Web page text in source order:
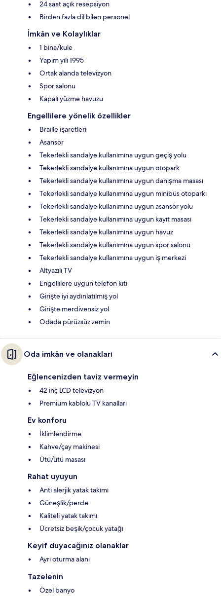
24 saat açık resepsiyon
Birden fazla dil bilen personel
İmkân ve Kolaylıklar
1 bina/kule
Yapım yılı 1995
Ortak alanda televizyon
Spor salonu
Kapalı yüzme havuzu
Engellilere yönelik özellikler
Braille işaretleri
Asansör
Tekerlekli sandalye kullanımına uygun geçiş yolu
Tekerlekli sandalye kullanımına uygun otopark
Tekerlekli sandalye kullanımına uygun danışma masası
Tekerlekli sandalye kullanımına uygun minibüs otoparkı
Tekerlekli sandalye kullanımına uygun asansör yolu
Tekerlekli sandalye kullanımına uygun kayıt masası
Tekerlekli sandalye kullanımına uygun havuz
Tekerlekli sandalye kullanımına uygun spor salonu
Tekerlekli sandalye kullanımına uygun iş merkezi
Altyazılı TV
Engellilere uygun telefon kiti
Girişte iyi aydınlatılmış yol
Girişte merdivensiz yol
Odada pürüzsüz zemin
Oda imkân ve olanakları
Eğlencenizden taviz vermeyin
42 inç LCD televizyon
Premium kablolu TV kanalları
Ev konforu
İklimlendirme
Kahve/çay makinesi
Ütü/ütü masası
Rahat uyuyun
Anti alerjik yatak takımı
Güneşlik/perde
Kaliteli yatak takımı
Ücretsiz beşik/çocuk yatağı
Keyif duyacağınız olanaklar
Ayrı oturma alanı
Tazelenin
Özel banyo